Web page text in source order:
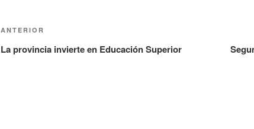
ANTERIOR
La provincia invierte en Educación Superior